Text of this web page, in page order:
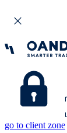
go to client zone